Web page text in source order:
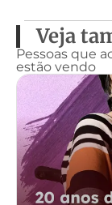
Veja
Pessoas que
estão vendo